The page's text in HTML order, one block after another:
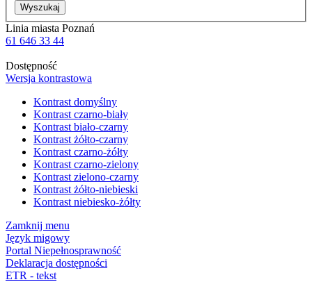
Wyszukaj
Linia miasta Poznań
61 646 33 44
Dostępność
Wersja kontrastowa
Kontrast domyślny
Kontrast czarno-biały
Kontrast biało-czarny
Kontrast żółto-czarny
Kontrast czarno-żółty
Kontrast czarno-zielony
Kontrast zielono-czarny
Kontrast żółto-niebieski
Kontrast niebiesko-żółty
Zamknij menu
Język migowy
Portal Niepełnosprawność
Deklaracja dostępności
ETR - tekst